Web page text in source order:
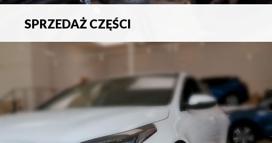
SPRZEDAŻ CZĘŚCI
Sprzedaż oryginalnych części samochodowych oraz